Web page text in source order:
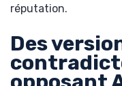
réputation.
Des